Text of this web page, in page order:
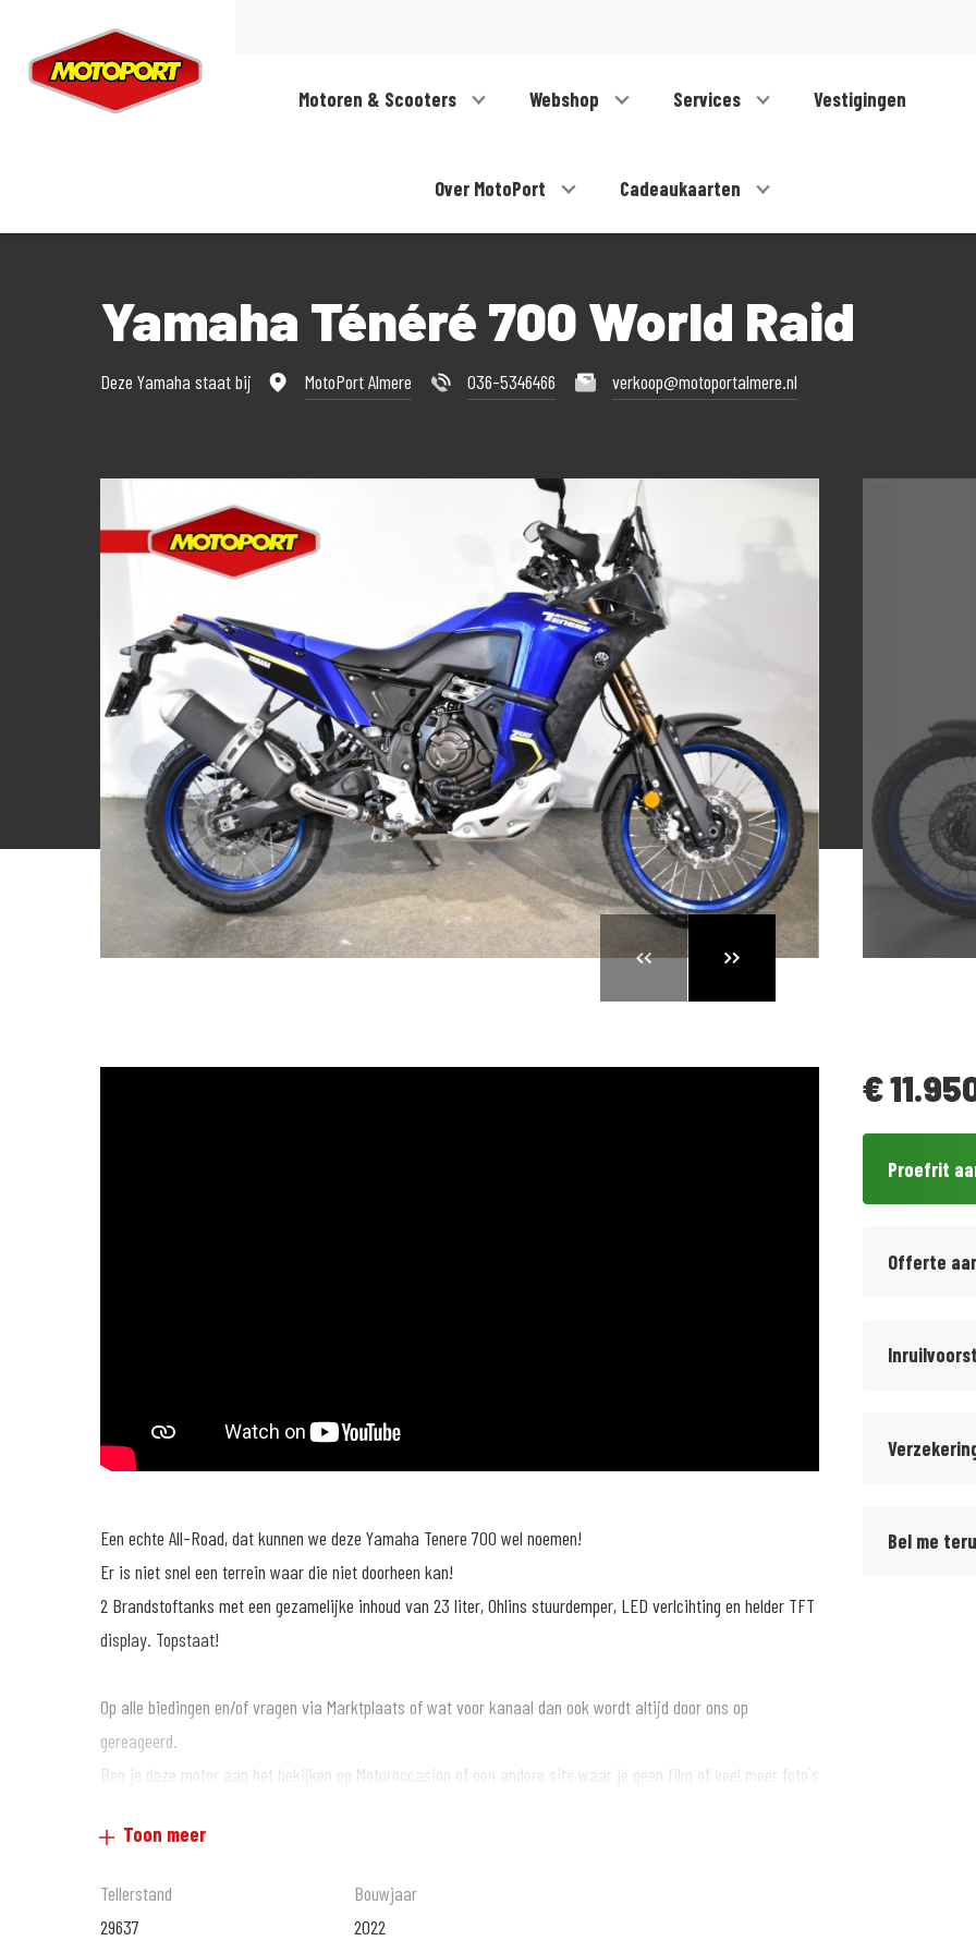
Motoren & Scooters Webshop Services Vestigingen
Over MotoPort Cadeaukaarten
Yamaha Ténéré 700 World Raid
Deze Yamaha staat bij MotoPort Almere 036-5346466 verkoop@motoportalmere.nl
Een echte All-Road, dat kunnen we deze Yamaha Tenere 700 wel noemen!
Er is niet snel een terrein waar die niet doorheen kan!
2 Brandstoftanks met een gezamelijke inhoud van 23 liter, Ohlins stuurdemper, LED verlcihting en helder TFT
display. Topstaat!
Op alle biedingen en/of vragen via Marktplaats of wat voor kanaal dan ook wordt altijd door ons op
gereageerd.
Ben je deze motor aan het bekijken op Motoroccasion of een andere site waar je geen film of veel meer foto`s
te bekijken.
Toon meer
Tellerstand
29637
Bouwjaar
2022
€
Proefrit
Offerte
Bel me